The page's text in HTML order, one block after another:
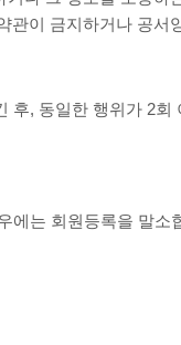
관이 금지하거나 공
후, 동일한 행위가 2
에는 회원등록을 말